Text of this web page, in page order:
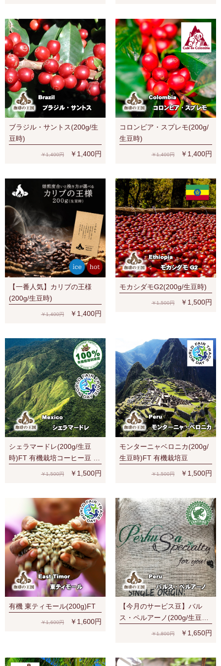
ブラジル・サントス(200g/生
豆時)
￥1,400円 ￥1,400円
コロンビア・スプレモ(200g/
生豆時)
￥1,400円 ￥1,400円
【一番人気】カリブの王様
(200g/生豆時)
￥1,400円 ￥1,400円
モカシダモG2(200g/生豆時)
￥1,500円 ￥1,500円
シェラマードレ(200g/生豆
時)FT 有機栽培コーヒー豆 無
￥1,500円 ￥1,500円
モンターニャベロニカ(200g/
生豆時)FT 有機栽培豆
￥1,500円 ￥1,500円
有機 東ティモール(200g)FT
￥1,600円 ￥1,600円
【今月のサービス豆】バル
ス・ペルアーノ(200g/生豆
時)RA認証 スペシャルティ 芳
￥1,800円 ￥1,650円